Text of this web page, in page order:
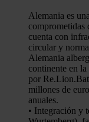
Alemania es
comprometidas
cuenta con
circular y
Alemania
continente en
por
millones de
anuales.
• Integración y